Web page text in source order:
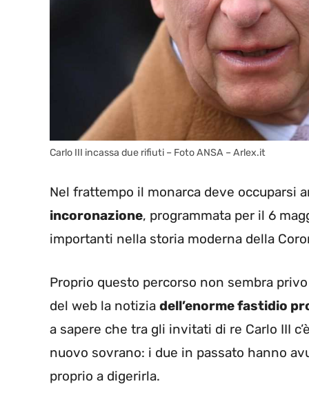
Carlo III incassa due rifiuti – Foto ANSA – Arlex.it
Nel frattempo il monarca deve occuparsi
incoronazione, programmata per il 6
importanti nella storia moderna della
Proprio questo percorso non sembra
del web la notizia dell’enorme fastidio
a sapere che tra gli invitati di re Carlo III
nuovo sovrano: i due in passato hanno
proprio a digerirla.